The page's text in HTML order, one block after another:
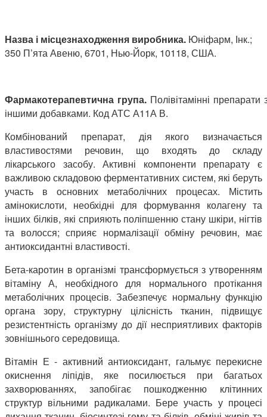
Назва і місцезнаходження виробника. Юніфарм, Інк.;
350 П’ята Авеню, 6701, Нью-Йорк, 10118, США.
Фармакотерапевтична група.Полівітамінні препарати
іншими добавками. Код АТС А11А В.
Комбінований препарат, дія якого визначається
властивостями речовин, що входять до складу
лікарського засобу. Активні компоненти препарату є
важливою складовою ферментативних систем, які беруть
участь в основних метаболічних процесах. Містить
амінокислоти, необхідні для формування колагену та
інших білків, які сприяють поліпшенню стану шкіри, нігтів
та волосся; сприяє нормалізації обміну речовин, має
антиоксидантні властивості.
Бета-каротин в організмі трансформується з утворенням
вітаміну А, необхідного для нормального протікання
метаболічних процесів. Забезпечує нормальну функцію
органа зору, структурну цілісність тканин, підвищує
резистентність організму до дії несприятливих факторів
зовнішнього середовища.
Вітамін Е - активний антиоксидант, гальмує перекисне
окиснення ліпідів, яке посилюється при багатьох
захворюваннях, запобігає пошкодженню клітинних
структур вільними радикалами. Бере участь у процесі